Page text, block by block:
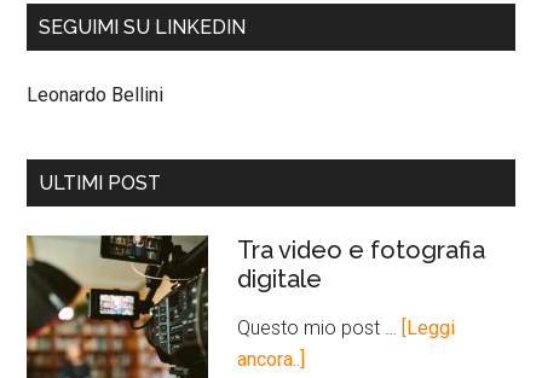
SEGUIMI SU LINKEDIN
Leonardo Bellini
ULTIMI POST
Tra video e fotografia
digitale
Questo mio post …
[Leggi
ancora..]